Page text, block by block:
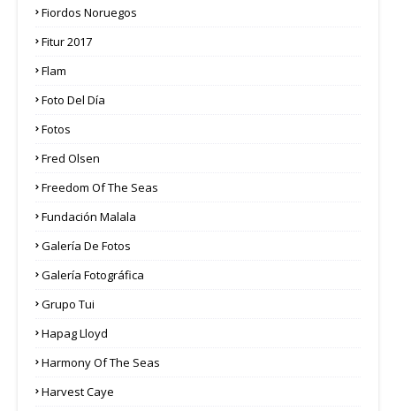
Fiordos Noruegos
Fitur 2017
Flam
Foto Del Día
Fotos
Fred Olsen
Freedom Of The Seas
Fundación Malala
Galería De Fotos
Galería Fotográfica
Grupo Tui
Hapag Lloyd
Harmony Of The Seas
Harvest Caye